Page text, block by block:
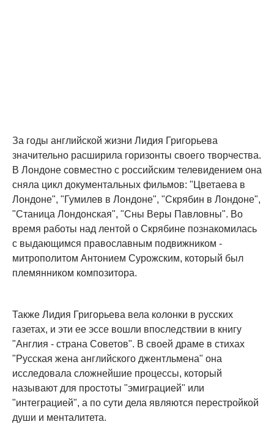
За годы английской жизни Лидия Григорьева
значительно расширила горизонты своего творчества.
В Лондоне совместно с российским телевидением она
сняла цикл документальных фильмов: "Цветаева в
Лондоне", "Гумилев в Лондоне", "Скрябин в Лондоне",
"Станица Лондонская", "Сны Веры Павловны". Во
время работы над лентой о Скрябине познакомилась
с выдающимся православным подвижником -
митрополитом Антонием Сурожским, который был
племянником композитора.
Также Лидия Григорьева вела колонки в русских
газетах, и эти ее эссе вошли впоследствии в книгу
"Англия - страна Советов". В своей драме в стихах
"Русская жена английского джентльмена" она
исследовала сложнейшие процессы, который
называют для простоты "эмиграцией" или
"интеграцией", а по сути дела являются перестройкой
души и менталитета.